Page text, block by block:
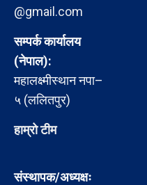
@gmail.com
सम्पर्क कार्यालय
(नेपाल):
महालक्ष्मीस्थान नपा–
५ (ललितपुर)
हाम्रो टीम
संस्थापक/अध्यक्षः